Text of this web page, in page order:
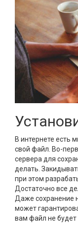
В интернете есть
свой файл. Во-
сервера для
делать.
при этом
Достаточно все
Даже сохранение
может
вам файл не будет